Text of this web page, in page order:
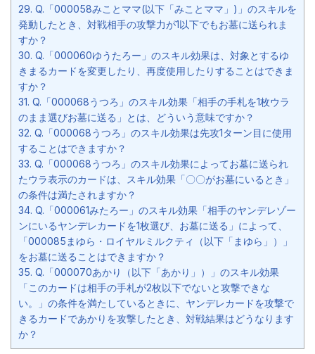
29. Q.「000058みことママ(以下「みことママ」)」のスキルを
発動したとき、対戦相手の攻撃力が1以下でもお墓に送られま
すか？
30. Q.「000060ゆうたろー」のスキル効果は、対象とするゆ
きまるカードを変更したり、再度使用したりすることはできま
すか？
31. Q.「000068うつろ」のスキル効果「相手の手札を1枚ウラ
のまま選びお墓に送る」とは、どういう意味ですか？
32. Q.「000068うつろ」のスキル効果は先攻1ターン目に使用
することはできますか？
33. Q.「000068うつろ」のスキル効果によってお墓に送られ
たウラ表示のカードは、スキル効果「〇〇がお墓にいるとき」
の条件は満たされますか？
34. Q.「000061みたろー」のスキル効果「相手のヤンデレゾー
ンにいるヤンデレカードを1枚選び、お墓に送る」によって、
「000085まゆら・ロイヤルミルクティ（以下「まゆら」）」
をお墓に送ることはできますか？
35. Q.「000070あかり（以下「あかり」）」のスキル効果
「このカードは相手の手札が2枚以下でないと攻撃できな
い。」の条件を満たしているときに、ヤンデレカードを攻撃で
きるカードであかりを攻撃したとき、対戦結果はどうなります
か？